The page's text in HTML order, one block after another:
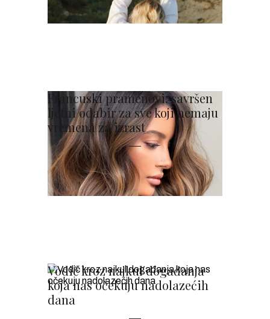
Francuski pramenovi: savršen
ljetni odabir za sve koji nemaju
vremena za izrast
Vodič kroz najkul događanja
koja nas očekuju nadolazećih
dana